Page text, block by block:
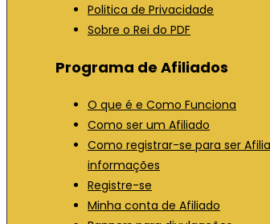
Politica de Privacidade
Sobre o Rei do PDF
Programa de Afiliados
O que é e Como Funciona
Como ser um Afiliado
Como registrar-se para ser
informações
Registre-se
Minha conta de Afiliado